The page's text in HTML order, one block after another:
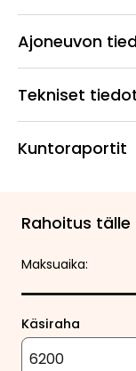
Ajoneuvon
Tekniset
Kuntoraportit
Rahoitus tälle
Maksuaika:
Käsiraha